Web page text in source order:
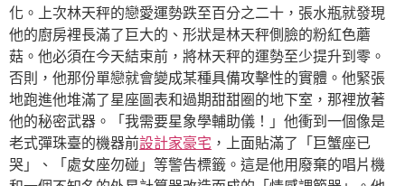
化。上次林天秤的戀愛運勢跌至百分之二十，張水瓶就發現
他的廚房裡長滿了巨大的、形狀是林天秤側臉的粉紅色蘑
菇。他必須在今天結束前，將林天秤的運勢至少提升到零。
否則，他那份單戀就會變成某種具備攻擊性的實體。他緊張
地跑進他堆滿了星座圖表和過期甜甜圈的地下室，那裡放著
他的秘密武器。「我需要星象學輔助儀！」他衝到一個像是
老式彈珠臺的機器前設計家豪宅 ，上面貼滿了「巨蟹座已
哭」、「處女座勿碰」等警告標籤。這是他用廢棄的唱片機